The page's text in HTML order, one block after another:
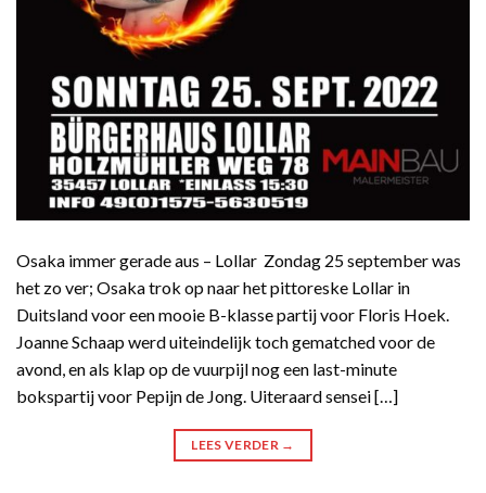
Osaka immer gerade aus – Lollar Zondag 25 september was
het zo ver; Osaka trok op naar het pittoreske Lollar in
Duitsland voor een mooie B-klasse partij voor Floris Hoek.
Joanne Schaap werd uiteindelijk toch gematched voor de
avond, en als klap op de vuurpijl nog een last-minute
bokspartij voor Pepijn de Jong. Uiteraard sensei […]
LEES VERDER →